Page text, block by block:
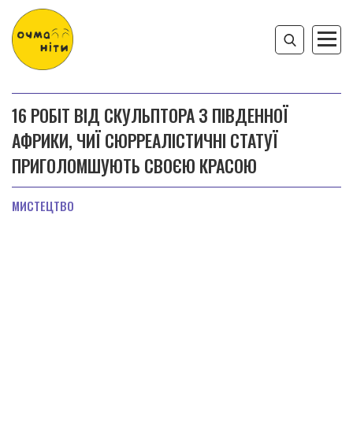
16 РОБІТ ВІД СКУЛЬПТОРА З ПІВДЕННОЇ
АФРИКИ, ЧИЇ СЮРРЕАЛІСТИЧНІ СТАТУЇ
ПРИГОЛОМШУЮТЬ СВОЄЮ КРАСОЮ
МИСТЕЦТВО